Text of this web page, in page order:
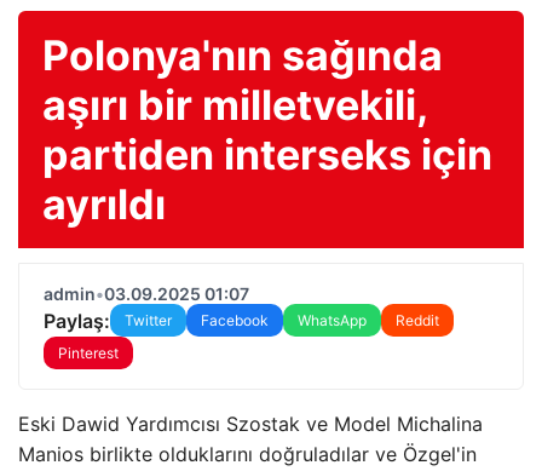
Polonya'nın sağında
aşırı bir milletvekili,
partiden interseks için
ayrıldı
admin•03.09.2025 01:07
Paylaş: Twitter Facebook WhatsApp
Reddit
Pinterest
Eski Dawid Yardımcısı Szostak ve Model Michalina
Manios birlikte olduklarını doğruladılar ve Özgel'in